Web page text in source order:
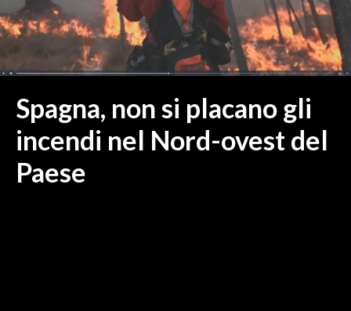
GALLURA
NUORO E PROVINCIA
OGLIASTRA
CRONACA
ITALIA
MONDO
Spagna, non si placano gli
incendi nel Nord-ovest del
Paese